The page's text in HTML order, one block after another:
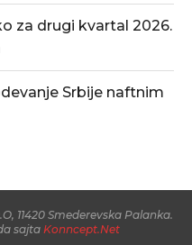
za drugi kvartal 2026.
Srbije naftnim
11420 Smederevska Palanka.
sajta Konncept.Net